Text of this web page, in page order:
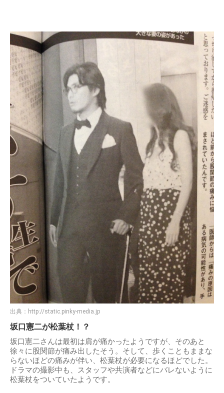
出典： http://static.pinky-media.jp
坂口憲二が松葉杖！？
坂口憲二さんは最初は肩が痛かったようですが、そのあと
徐々に股関節が痛み出したそう。そして、歩くこともままな
らないほどの痛みが伴い、松葉杖が必要になるほどでした。
ドラマの撮影中も、スタッフや共演者などにバレないように
松葉杖をついていたようです。